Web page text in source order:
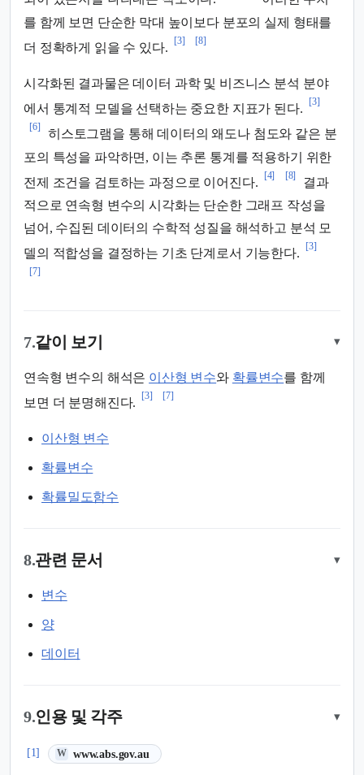
를 함께 보면 단순한 막대 높이보다 분포의 실제 형태를
더 정확하게 읽을 수 있다.
[3] [8]
시각화된 결과물은 데이터 과학 및 비즈니스 분석 분야
에서 통계적 모델을 선택하는 중요한 지표가 된다.
[3]
[6]
히스토그램을 통해 데이터의 왜도나 첨도와 같은 분
포의 특성을 파악하면, 이는 추론 통계를 적용하기 위한
전제 조건을 검토하는 과정으로 이어진다.
[4] [8]
결과
적으로 연속형 변수의 시각화는 단순한 그래프 작성을
넘어, 수집된 데이터의 수학적 성질을 해석하고 분석 모
델의 적합성을 결정하는 기초 단계로서 기능한다.
[3]
[7]
7.같이 보기 ▾
연속형 변수의 해석은 이산형 변수와 확률변수를 함께
보면 더 분명해진다.
[3] [7]
이산형 변수
확률변수
확률밀도함수
8.관련 문서 ▾
변수
양
데이터
9.인용 및 각주 ▾
[1] W www.abs.gov.au
(새 탭에서 열림)